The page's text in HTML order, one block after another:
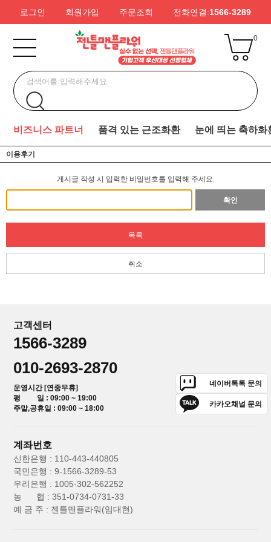
로그인 회원가입 주문조회 전화연결:1566-3289
0
비즈니스 파트너 품격 있는 근조화환 눈에 띄는 축하화
이용후기
게시글 작성 시 입력한 비밀번호를 입력해 주세요.
확인
목록
취소
고객센터
1566-3289
010-2693-2870
운영시간 [연중무휴]
평 일 : 09:00 ~ 19:00
주말,공휴일 : 09:00 ~ 18:00
네이버톡톡 문의
카카오채널 문의
계좌번호
신한은행 : 110-443-440805
국민은행 : 9-1566-3289-53
우리은행 : 1005-302-562252
농 협 : 351-0734-0731-33
예 금 주 : 젠틀맨플라워(임대현)